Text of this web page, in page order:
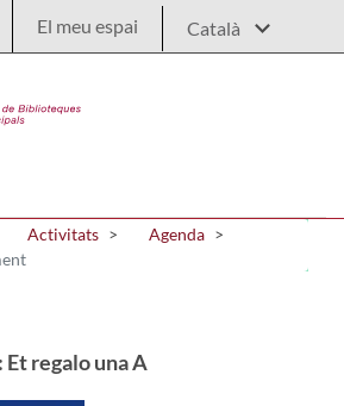
El meu espai
Activitats
Agenda
regalo una A